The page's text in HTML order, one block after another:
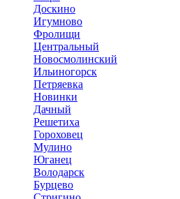
Доскино
Игумново
Фролищи
Центральный
Новосмолинский
Ильиногорск
Петряевка
Новинки
Дачный
Решетиха
Гороховец
Мулино
Юганец
Володарск
Бурцево